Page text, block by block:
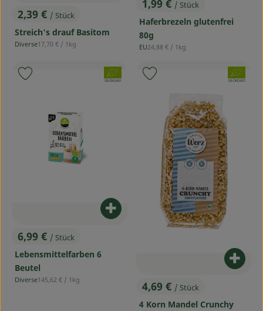
, Preis:
2,39 € / Stück
Streich's drauf Basitom
, Herkunft:
Diverse, Referenzpreis:
17,70 € / 1kg
, Preis:
1,99 € / Stück
Haferbrezeln glutenfrei
80g
, Herkunft:
EU, Referenzpreis:
24,88 € / 1kg
, Preis:
6,99 € / Stück
Lebensmittelfarben 6
Beutel
, Herkunft:
Diverse, Referenzpreis:
145,62 € / 1kg
Produkt zum Warenkorb
, Verband:
, Kontrollstelle:
DE-ÖKO-001
Produkt zu Favouriten hinzufügen
, Preis:
4,69 € / Stück
4 Korn Mandel Crunchy
, Verband:
, Kontrollstelle:
DE-ÖKO-007
Produkt zu Favouriten